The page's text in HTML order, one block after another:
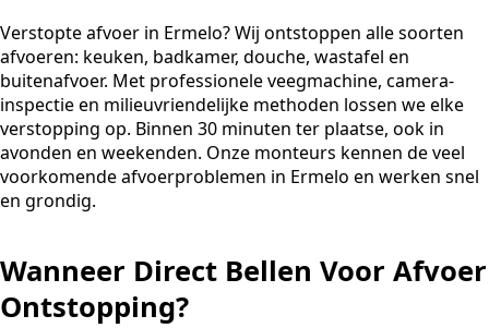
Verstopte afvoer in Ermelo? Wij ontstoppen alle soorten
afvoeren: keuken, badkamer, douche, wastafel en
buitenafvoer. Met professionele veegmachine, camera-
inspectie en milieuvriendelijke methoden lossen we elke
verstopping op. Binnen 30 minuten ter plaatse, ook in
avonden en weekenden. Onze monteurs kennen de veel
voorkomende afvoerproblemen in Ermelo en werken snel
en grondig.
Wanneer Direct Bellen Voor Afvoer
Ontstopping?